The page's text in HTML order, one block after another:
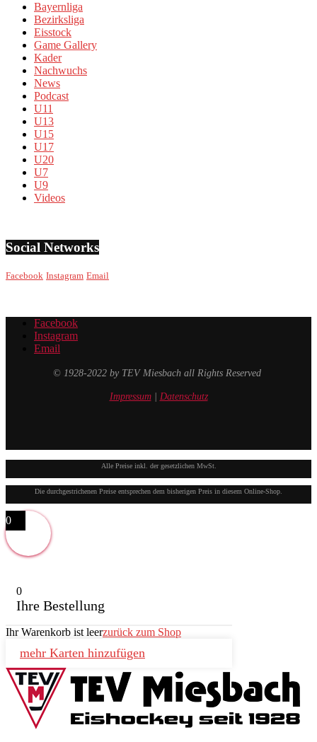
Bayernliga
Bezirksliga
Eisstock
Game Gallery
Kader
Nachwuchs
News
Podcast
U11
U13
U15
U17
U20
U7
U9
Videos
Social Networks
Facebook Instagram Email
Facebook
Instagram
Email
© 1928-2022 by TEV Miesbach all Rights Reserved
Impressum| Datenschutz
Alle Preise inkl. der gesetzlichen MwSt.
Die durchgestrichenen Preise entsprechen dem bisherigen Preis in diesem Online-Shop.
0
0
Ihre Bestellung
Ihr Warenkorb ist leerzurück zum Shop
mehr Karten hinzufügen